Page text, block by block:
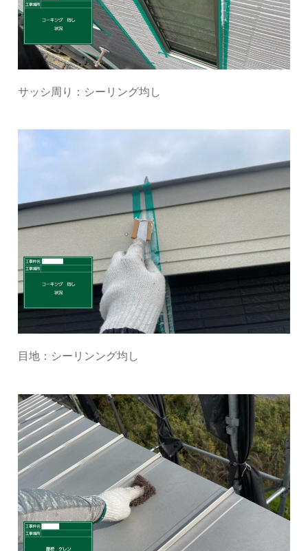
サッシ周り：シーリング均し
目地：シーリンング均し